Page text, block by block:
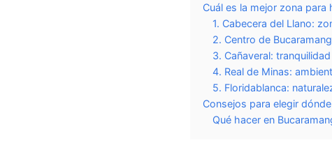
Cuál es la mejor zona
1. Cabecera del Llano:
2. Centro de
3. Cañaveral:
4. Real de Minas:
5. Floridablanca:
Consejos para elegir
Qué hacer en